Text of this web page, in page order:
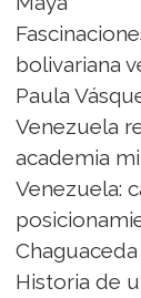
bolivariana
Paula
Venezuela
academia
Venezuela:
Historia de